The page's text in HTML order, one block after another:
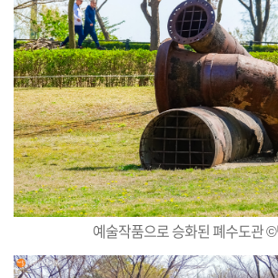
예술작품으로 승화된 폐수도관